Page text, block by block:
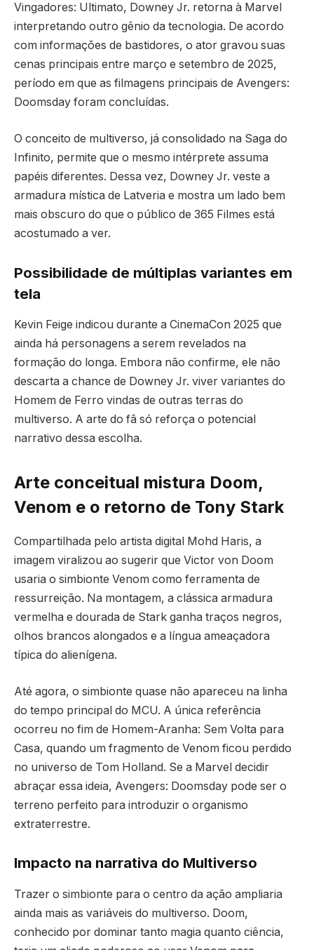
Vingadores: Ultimato, Downey Jr. retorna à Marvel
interpretando outro gênio da tecnologia. De acordo
com informações de bastidores, o ator gravou suas
cenas principais entre março e setembro de 2025,
período em que as filmagens principais de Avengers:
Doomsday foram concluídas.
O conceito de multiverso, já consolidado na Saga do
Infinito, permite que o mesmo intérprete assuma
papéis diferentes. Dessa vez, Downey Jr. veste a
armadura mística de Latveria e mostra um lado bem
mais obscuro do que o público de 365 Filmes está
acostumado a ver.
Possibilidade de múltiplas variantes em
tela
Kevin Feige indicou durante a CinemaCon 2025 que
ainda há personagens a serem revelados na
formação do longa. Embora não confirme, ele não
descarta a chance de Downey Jr. viver variantes do
Homem de Ferro vindas de outras terras do
multiverso. A arte do fã só reforça o potencial
narrativo dessa escolha.
Arte conceitual mistura Doom,
Venom e o retorno de Tony Stark
Compartilhada pelo artista digital Mohd Haris, a
imagem viralizou ao sugerir que Victor von Doom
usaria o simbionte Venom como ferramenta de
ressurreição. Na montagem, a clássica armadura
vermelha e dourada de Stark ganha traços negros,
olhos brancos alongados e a língua ameaçadora
típica do alienígena.
Até agora, o simbionte quase não apareceu na linha
do tempo principal do MCU. A única referência
ocorreu no fim de Homem-Aranha: Sem Volta para
Casa, quando um fragmento de Venom ficou perdido
no universo de Tom Holland. Se a Marvel decidir
abraçar essa ideia, Avengers: Doomsday pode ser o
terreno perfeito para introduzir o organismo
extraterrestre.
Impacto na narrativa do Multiverso
Trazer o simbionte para o centro da ação ampliaria
ainda mais as variáveis do multiverso. Doom,
conhecido por dominar tanto magia quanto ciência,